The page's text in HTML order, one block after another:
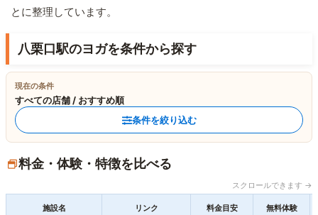
とに整理しています。
八栗口駅のヨガを条件から探す
現在の条件
すべての店舗 / おすすめ順
条件を絞り込む
料金・体験・特徴を比べる
スクロールできます →
施設名 リンク 料金目安 無料体験